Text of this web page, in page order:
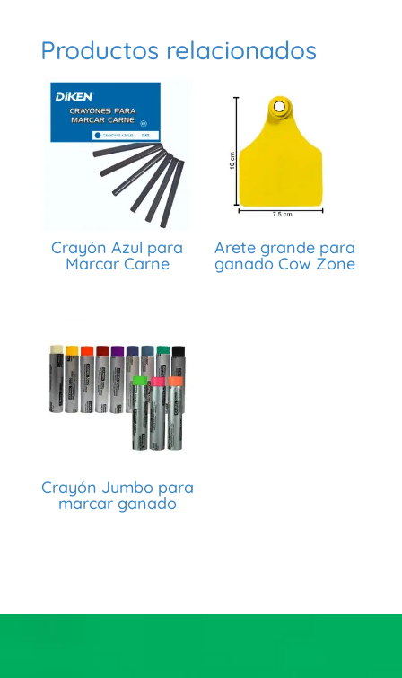
Productos relacionados
Crayón Azul para
Marcar Carne
Arete grande para
ganado Cow Zone
Crayón Jumbo para
marcar ganado